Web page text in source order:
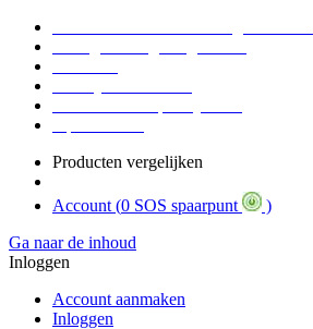
Producten vergelijken
Account (0 SOS spaarpunt
)
Ga naar de inhoud
Inloggen
Account aanmaken
Inloggen